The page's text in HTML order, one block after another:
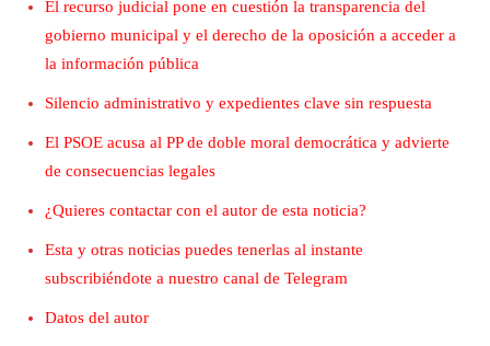
El recurso judicial pone en cuestión la transparencia del
gobierno municipal y el derecho de la oposición a acceder a
la información pública
Silencio administrativo y expedientes clave sin respuesta
El PSOE acusa al PP de doble moral democrática y advierte
de consecuencias legales
¿Quieres contactar con el autor de esta noticia?
Esta y otras noticias puedes tenerlas al instante
subscribiéndote a nuestro canal de Telegram
Datos del autor